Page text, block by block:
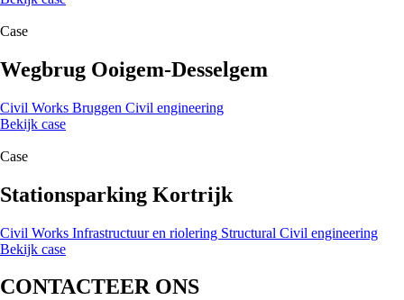
Case
Wegbrug Ooigem-Desselgem
Civil Works Bruggen Civil engineering
Bekijk case
Case
Stationsparking Kortrijk
Civil Works Infrastructuur en riolering Structural Civil engineering
Bekijk case
CONTACTEER ONS